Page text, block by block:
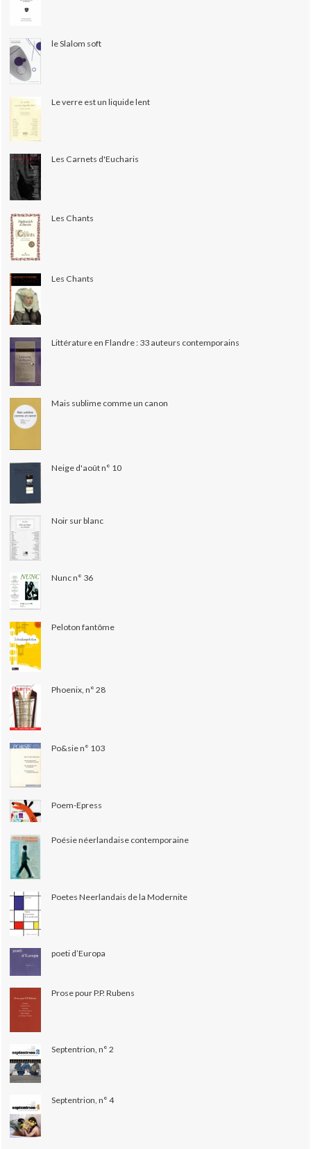
le Slalom soft
Le verre est un liquide lent
Les Carnets d'Eucharis
Les Chants
Les Chants
Littérature en Flandre : 33 auteurs contemporains
Mais sublime comme un canon
Neige d'août n° 10
Noir sur blanc
Nunc n° 36
Peloton fantôme
Phoenix, n° 28
Po&sie n° 103
Poem-Epress
Poésie néerlandaise contemporaine
Poetes Neerlandais de la Modernite
poeti d’Europa
Prose pour P.P. Rubens
Septentrion, n° 2
Septentrion, n° 4